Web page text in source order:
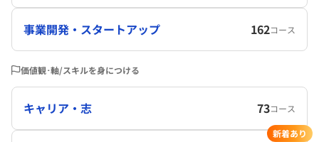
事業開発・スタートアップ 162コース
価値観･軸/スキルを身につける
キャリア・志 73コース
新着あり